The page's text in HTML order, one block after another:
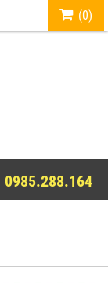
(0)
0985.288.164